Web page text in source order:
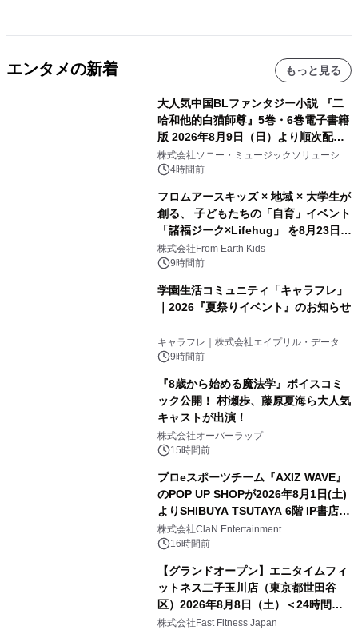
エンタメの新着 もっと見る
大人気中国BLファンタジー小説 『二
哈和他的白猫師尊』5巻・6巻電子書籍
版 2026年8月9日（日）より順次配信
開始
株式会社ソニー・ミュージックソリューショ
ンズ4時間前
フロムアースキッズ × 地域 × 大学生が
創る、 子どもたちの「自育」イベント
「諸福ジーク×Lifehug」 を8月23日
(日)開催
株式会社From Earth Kids
9時間前
学園生活コミュニティ「キャラフレ」
｜2026『夏祭りイベント』のお知らせ
キャラフレ｜株式会社エイプリル・データ・
デザインズ
9時間前
『8歳から始める魔法学』ボイスコミ
ック公開！ 村瀬歩、藤原夏海ら大人気
キャストが出演！
株式会社オーバーラップ
15時間前
プロeスポーツチーム『AXIZ WAVE』
のPOP UP SHOPが2026年8月1日(土)
よりSHIBUYA TSUTAYA 6階 IP書店で
開催決定！！
株式会社ClaN Entertainment
16時間前
【グランドオープン】エニタイムフィ
ットネス二子玉川店（東京都世田谷
区）2026年8月8日（土）＜24時間年
中無休のフィットネスジム＞
株式会社Fast Fitness Japan